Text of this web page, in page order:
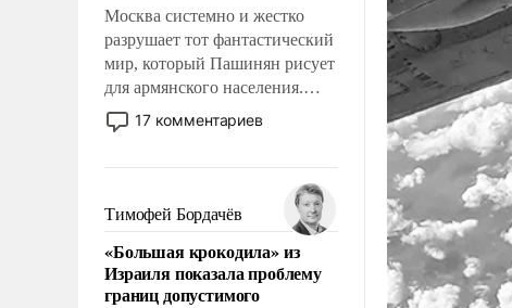
Москва системно и жестко
разрушает тот фантастический
мир, который Пашинян рисует
для армянского населения.
Мир, где политические
прожекты будут безусловно
налогоплательщиков и где
Еревану за свои поступки не
нужно отвечать.
17 комментариев
Тимофей Бордачёв
«Большая крокодила» из
Израиля показала проблему
границ допустимого